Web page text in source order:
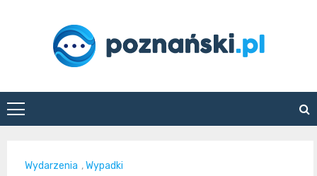
poznanski.pl
Wydarzenia ,Wypadki